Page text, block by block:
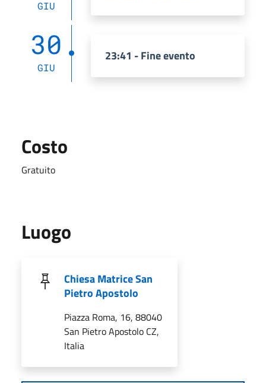
GIU
30
GIU
23:41 - Fine evento
Costo
Gratuito
Luogo
Chiesa Matrice San
Pietro Apostolo
Piazza Roma, 16, 88040
San Pietro Apostolo CZ,
Italia